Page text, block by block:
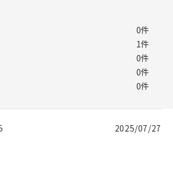
0件
1件
0件
0件
0件
2025/07/27